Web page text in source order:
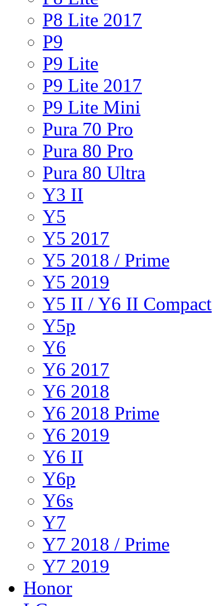
P8 Lite 2017
P9
P9 Lite
P9 Lite 2017
P9 Lite Mini
Pura 70 Pro
Pura 80 Pro
Pura 80 Ultra
Y3 II
Y5
Y5 2017
Y5 2018 / Prime
Y5 2019
Y5 II / Y6 II Compact
Y5p
Y6
Y6 2017
Y6 2018
Y6 2018 Prime
Y6 2019
Y6 II
Y6p
Y6s
Y7
Y7 2018 / Prime
Y7 2019
Honor